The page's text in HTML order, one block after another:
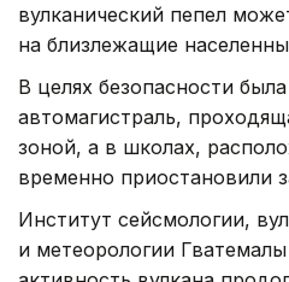
вулканический пепел
на близлежащие
В целях безопасности
автомагистраль,
зоной, а в школах,
временно приостановили
Институт сейсмологии,
и метеорологии